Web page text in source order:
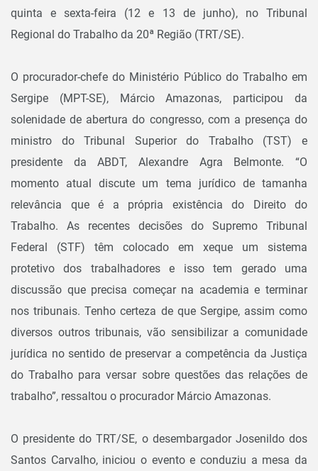
quinta e sexta-feira (12 e 13 de junho), no Tribunal
Regional do Trabalho da 20ª Região (TRT/SE).
O procurador-chefe do Ministério Público do Trabalho em
Sergipe (MPT-SE), Márcio Amazonas, participou da
solenidade de abertura do congresso, com a presença do
ministro do Tribunal Superior do Trabalho (TST) e
presidente da ABDT, Alexandre Agra Belmonte. “O
momento atual discute um tema jurídico de tamanha
relevância que é a própria existência do Direito do
Trabalho. As recentes decisões do Supremo Tribunal
Federal (STF) têm colocado em xeque um sistema
protetivo dos trabalhadores e isso tem gerado uma
discussão que precisa começar na academia e terminar
nos tribunais. Tenho certeza de que Sergipe, assim como
diversos outros tribunais, vão sensibilizar a comunidade
jurídica no sentido de preservar a competência da Justiça
do Trabalho para versar sobre questões das relações de
trabalho”, ressaltou o procurador Márcio Amazonas.
O presidente do TRT/SE, o desembargador Josenildo dos
Santos Carvalho, iniciou o evento e conduziu a mesa da